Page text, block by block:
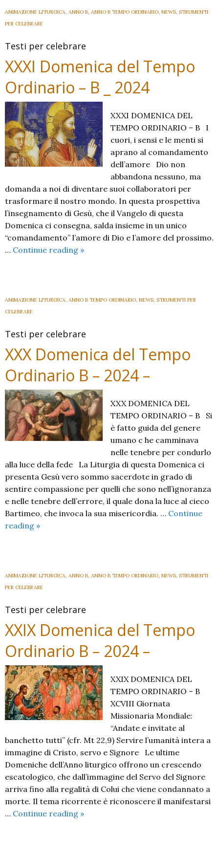
Ordinario
ANIMAZIONE LITURGICA, ANNO B, ANNO B TEMPO ORDINARIO, NEWS, STRUMENTI
PER CELEBRARE
Testi per celebrare
XXXI Domenica del Tempo
Ordinario – B _ 2024
XXXI DOMENICA DEL
TEMPO ORDINARIO – B I
cuori, i sensi e le menti si
aprano al comandamento
dell’amore Dio non
abbandona nessuno, ma
domanda a noi di diventare suoi collaboratori per
trasformare il nostro mondo. In questa prospettiva
l’in­segnamento di Gesù, che il Vangelo di questa
Domenica ci consegna, salda insieme in un unico
“comandamento” l’amore di Dio e l’amore del prossimo.
… Continue reading XXXI
Ordinario
_
2024
»
ANIMAZIONE LITURGICA, ANNO B TEMPO ORDINARIO, NEWS, STRUMENTI PER
CELEBRARE
Testi per celebrare
XXX Domenica del Tempo
Ordinario B – 2024 –
XXX DOMENICA DEL
TEMPO ORDINARIO – B Si
è fatto guida del genere
umano c he camminava
nelle tenebre per condurlo
alla luce della fede La Liturgia di questa Domenica ci
presenta Gesù vero sommo sacerdote in grado di
sentire compassione per quelli che sono nell’ignoranza
e nelle tenebre dell’errore, il quale dona la luce al cieco
Bartimeo, che invoca la sua misericordia. … Continue
reading XXX
Ordinario
B
2024
»
ANIMAZIONE LITURGICA, ANNO B, ANNO B TEMPO ORDINARIO, NEWS, STRUMENTI
PER CELEBRARE
Testi per celebrare
XXIX Domenica del Tempo
Ordinario B – 2024 –
XXIX DOMENICA DEL
TEMPO ORDINARIO – B
XCVIII Giornata
Missionaria Mondiale:
“Andate e invitate al
banchetto tutti” (cfr. Mt 22,9) Servire l’umanità intera a
immagine di Cristo, servo e Signore Le ultime
Domeniche dell’Anno liturgico offrono un crescendo
escatologico, che dall’immagine del Servo del Signore
arriva fino alla regalità di Colui che viene condannato a
morte. Il tema ricorrente è riconoscere il manifestarsi
… Continue reading XXIX
»